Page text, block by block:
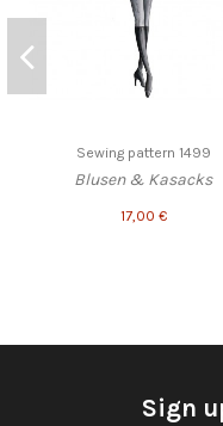
Sewing pattern 1499
Blusen & Kasacks
17,00 €
Sign